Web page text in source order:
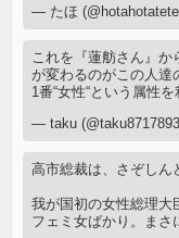
— たほ
これを『蓮舫さん』
が変わるのがこの人達
1番“女性“という属性を
— taku
高市総裁は、さぞしん
我が国初の女性総理大
フェミ女ばかり。まさ